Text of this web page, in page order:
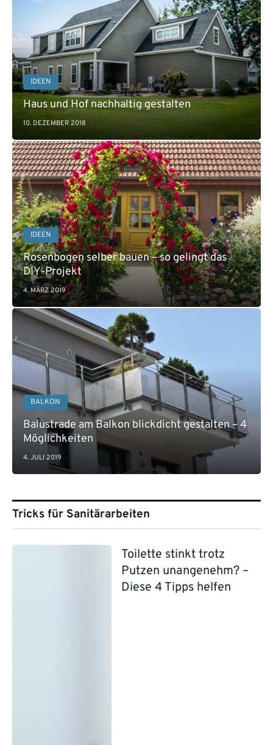
IDEEN
Haus und Hof nachhaltig gestalten
10. DEZEMBER 2018
IDEEN
Rosenbogen selber bauen – so gelingt das
DIY-Projekt
4. MÄRZ 2019
BALKON
Balustrade am Balkon blickdicht gestalten – 4
Möglichkeiten
4. JULI 2019
Tricks für Sanitärarbeiten
Toilette stinkt trotz
Putzen unangenehm? –
Diese 4 Tipps helfen